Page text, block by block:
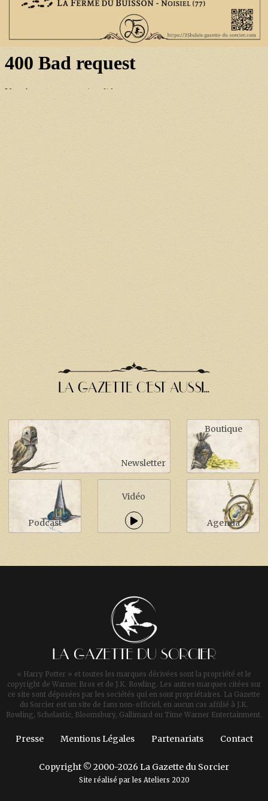
LA GAZETTE C'EST AUSSI...
Newsletter
Boutique
Podcast
Vidéo
Agenda
LA GAZETTE DU SORCIER
« Harry Potter » et toutes les marques dérivées sont la propriété et le
copyright de Warner Bros et de J.K. Rowling. Les autres marques citées sur
ce site sont déposées par les sociétés qui en sont propriétaires. La Gazette
du Sorcier est un site de fans non-officiel, en aucun cas affilié à J.K.
Rowling, Scholastic, Bloomsbury, Gallimard ou Time Warner Entertainment.
Presse Mentions Légales Partenariats Contact
Copyright © 2000-2026 La Gazette du Sorcier
Site réalisé par les Ateliers 2020